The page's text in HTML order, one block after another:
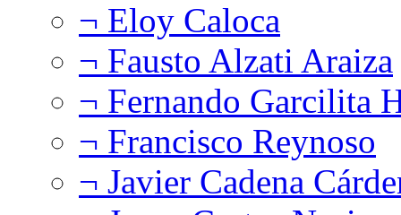
¬ Eloy Caloca
¬ Fausto Alzati Araiza
¬ Fernando Garcilita
¬ Francisco Reynoso
¬ Javier Cadena